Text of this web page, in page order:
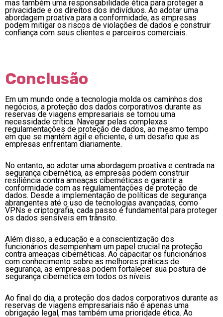
mas também uma responsabilidade ética para proteger a
privacidade e os direitos dos indivíduos. Ao adotar uma
abordagem proativa para a conformidade, as empresas
podem mitigar os riscos de violações de dados e construir
confiança com seus clientes e parceiros comerciais.
Conclusão
Em um mundo onde a tecnologia molda os caminhos dos
negócios, a proteção dos dados corporativos durante as
reservas de viagens empresariais se tornou uma
necessidade crítica. Navegar pelas complexas
regulamentações de proteção de dados, ao mesmo tempo
em que se mantém ágil e eficiente, é um desafio que as
empresas enfrentam diariamente.
No entanto, ao adotar uma abordagem proativa e centrada na
segurança cibernética, as empresas podem construir
resiliência contra ameaças cibernéticas e garantir a
conformidade com as regulamentações de proteção de
dados. Desde a implementação de políticas de segurança
abrangentes até o uso de tecnologias avançadas, como
VPNs e criptografia, cada passo é fundamental para proteger
os dados sensíveis em trânsito.
Além disso, a educação e a conscientização dos
funcionários desempenham um papel crucial na proteção
contra ameaças cibernéticas. Ao capacitar os funcionários
com conhecimento sobre as melhores práticas de
segurança, as empresas podem fortalecer sua postura de
segurança cibernética em todos os níveis.
Ao final do dia, a proteção dos dados corporativos durante as
reservas de viagens empresariais não é apenas uma
obrigação legal, mas também uma prioridade ética. Ao